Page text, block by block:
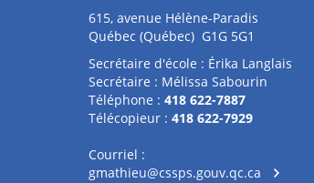
615, avenue Hélène-Paradis
Québec (Québec) G1G 5G1
Secrétaire d'école : Érika Langlais
Secrétaire : Mélissa Sabourin
Téléphone : 418 622-7887
Télécopieur : 418 622-7929
Courriel :
gmathieu@cssps.gouv.qc.ca